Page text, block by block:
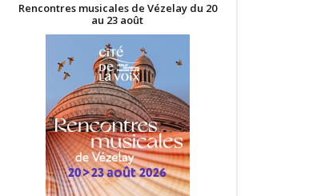
Rencontres musicales de Vézelay du 20
au 23 août